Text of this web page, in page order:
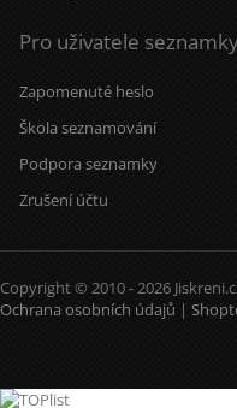
Pro uživatele
Zapomenuté heslo
Škola seznamování
Podpora seznamky
Zrušení účtu
Copyright © 2010 - 2026
Ochrana osobních údajů |